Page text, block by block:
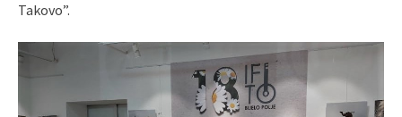
Takovo”.